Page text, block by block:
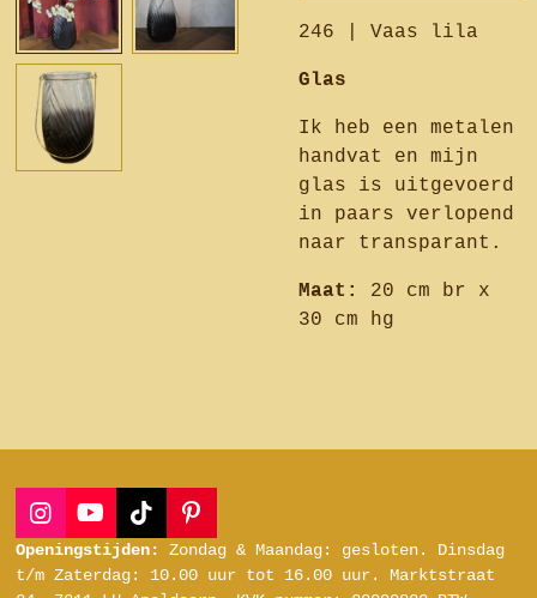
246 | Vaas lila
Glas
Ik heb een metalen
handvat en mijn
glas is uitgevoerd
in paars verlopend
naar transparant.
Maat:
20 cm br x
30 cm hg
I
n
s
Y
o
u
T
T
i
P
i
n
Openingstijden: Zondag & Maandag: gesloten.
Dinsdag
t/m Zaterdag: 10.00 uur tot 16.00 uur. Marktstraat